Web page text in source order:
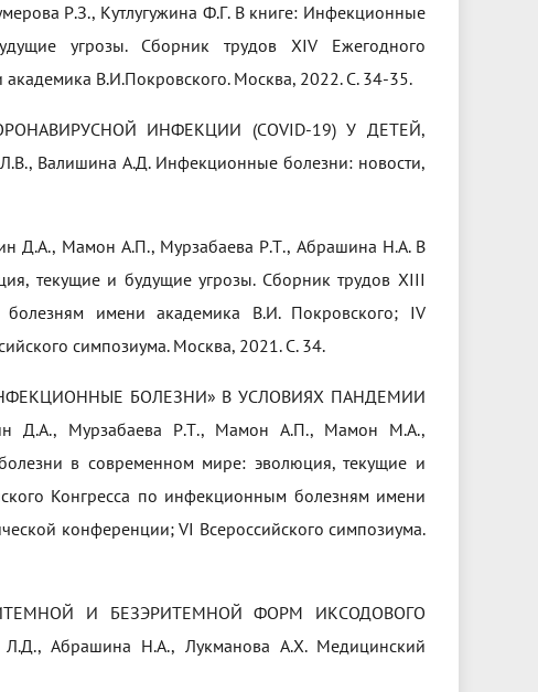
Р.З., Кутлугужина Ф.Г. В книге: Инфекционные
угрозы. Сборник трудов ХIV Ежегодного
В.И.Покровского. Москва, 2022. С. 34-35.
ИНФЕКЦИИ (COVID-19) У ДЕТЕЙ,
Валишина А.Д. Инфекционные болезни: новости,
Мамон А.П., Мурзабаева Р.Т., Абрашина Н.А. В
текущие и будущие угрозы. Сборник трудов ХIII
имени академика В.И. Покровского; IV
симпозиума. Москва, 2021. С. 34.
БОЛЕЗНИ» В УСЛОВИЯХ ПАНДЕМИИ
Д.А., Мурзабаева Р.Т., Мамон А.П., Мамон М.А.,
в современном мире: эволюция, текущие и
Конгресса по инфекционным болезням имени
конференции; VI Всероссийского симпозиума.
И БЕЗЭРИТЕМНОЙ ФОРМ ИКСОДОВОГО
Абрашина Н.А., Лукманова А.Х. Медицинский